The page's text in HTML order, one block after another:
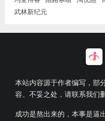
武林新纪元
本站内容源于作者编写，部
容、不妥之处，请联系我们
成功是熬出来的，本事是逼